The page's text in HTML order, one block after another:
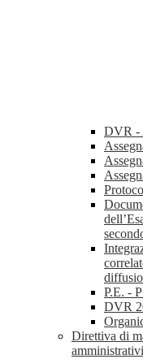
DVR -
P.E. -
DVR
Direttiva di
amministrativi